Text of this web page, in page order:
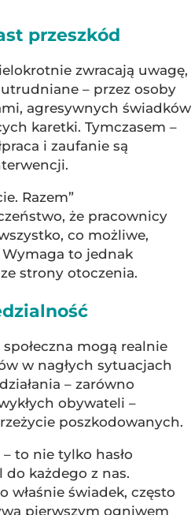
przeszkód
zwracają uwagę,
– przez osoby
agresywnych świadków
karetki. Tymczasem –
i zaufanie są
Razem”
że pracownicy
co możliwe,
to jednak
strony otoczenia.
mogą realnie
w nagłych sytuacjach
– zarówno
obywateli –
poszkodowanych.
to nie tylko hasło
do każdego z nas.
właśnie świadek, często
pierwszym ogniwem